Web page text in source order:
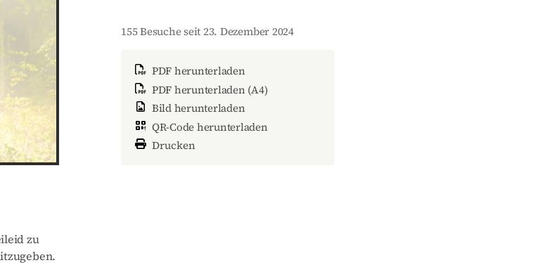
155 Besuche seit 23. Dezember 2024
PDF herunterladen
PDF herunterladen (A4)
Bild herunterladen
QR-Code herunterladen
Drucken
zu